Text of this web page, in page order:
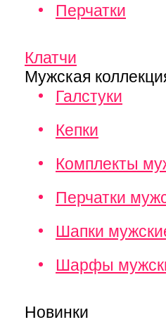
Перчатки
Клатчи
Мужская
Галстуки
Кепки
Комплекты
Перчатки
Шапки
Шарфы
Новинки